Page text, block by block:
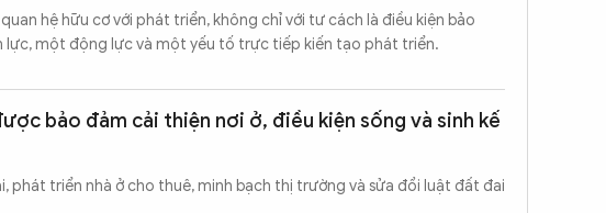
hệ hữu cơ với phát triển, không chỉ với tư cách là điều kiện bảo
một động lực và một yếu tố trực tiếp kiến tạo phát triển.
bảo đảm cải thiện nơi ở, điều kiện sống và sinh kế
phát triển nhà ở cho thuê, minh bạch thị trường và sửa đổi luật đất đai